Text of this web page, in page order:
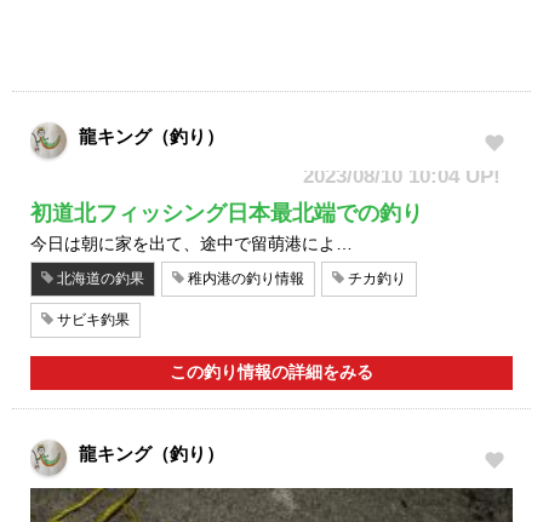
龍キング（釣り）
2023/08/10 10:04 UP!
初道北フィッシング日本最北端での釣り
今日は朝に家を出て、途中で留萌港によ…
北海道の釣果 稚内港の釣り情報 チカ釣り
サビキ釣果
この釣り情報の詳細をみる
龍キング（釣り）